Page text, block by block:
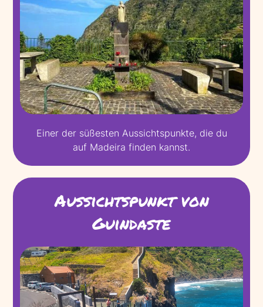
Einer der süßesten Aussichtspunkte, die du
auf Madeira finden kannst.
Aussichtspunkt von
Guindaste